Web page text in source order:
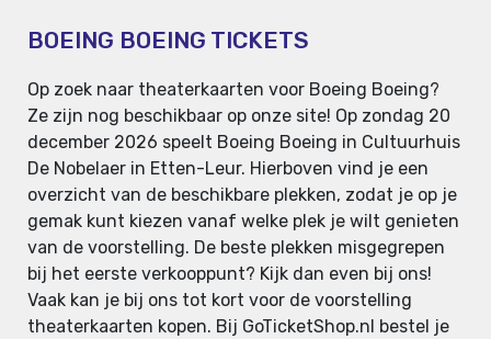
BOEING BOEING TICKETS
Op zoek naar theaterkaarten voor Boeing Boeing?
Ze zijn nog beschikbaar op onze site! Op zondag 20
december 2026 speelt Boeing Boeing in Cultuurhuis
De Nobelaer in Etten-Leur. Hierboven vind je een
overzicht van de beschikbare plekken, zodat je op je
gemak kunt kiezen vanaf welke plek je wilt genieten
van de voorstelling. De beste plekken misgegrepen
bij het eerste verkooppunt? Kijk dan even bij ons!
Vaak kan je bij ons tot kort voor de voorstelling
theaterkaarten kopen. Bij GoTicketShop.nl bestel je